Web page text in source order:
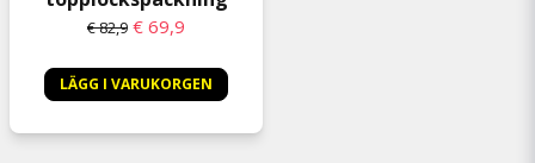
€ 82,9 € 69,9
LÄGG I VARUKORGEN